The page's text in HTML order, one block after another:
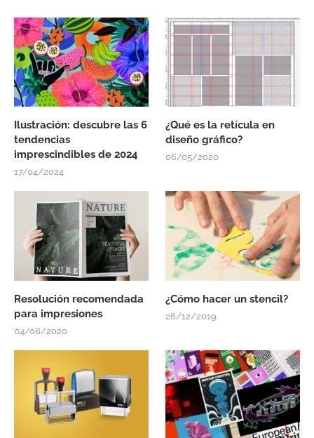
Ilustración: descubre las 6
tendencias
imprescindibles de 2024
17/04/2024
¿Qué es la retícula en
diseño gráfico?
06/05/2020
Resolución recomendada
para impresiones
04/08/2020
¿Cómo hacer un stencil?
26/12/2019